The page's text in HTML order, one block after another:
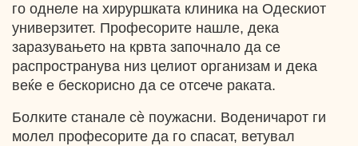
го однеле на хируршката клиника на Одескиот
универзитет. Професорите нашле, дека
заразувањето на крвта започнало да се
распространува низ целиот организам и дека
веќе е бескорисно да се отсече раката.
Болките станале сѐ поужасни. Воденичарот ги
молел професорите да го спасат, ветувал